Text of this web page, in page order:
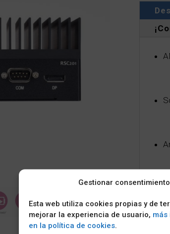
Gestionar consentimiento
Esta web utiliza cookies propias y de
mejorar la experiencia de usuario,
en la política de cookies.